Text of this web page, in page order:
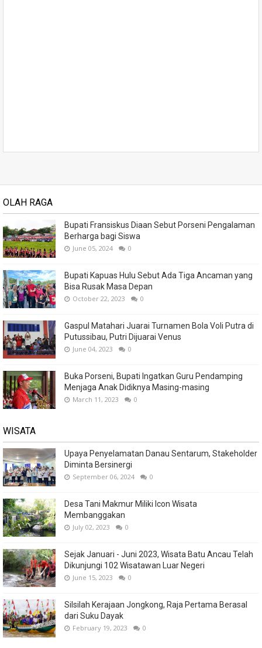
OLAH RAGA
Bupati Fransiskus Diaan Sebut Porseni Pengalaman
Berharga bagi Siswa
June 05, 2024 0
Bupati Kapuas Hulu Sebut Ada Tiga Ancaman yang
Bisa Rusak Masa Depan
October 22, 2023 0
Gaspul Matahari Juarai Turnamen Bola Voli Putra di
Putussibau, Putri Dijuarai Venus
June 04, 2023 0
Buka Porseni, Bupati Ingatkan Guru Pendamping
Menjaga Anak Didiknya Masing-masing
March 11, 2023 0
WISATA
Upaya Penyelamatan Danau Sentarum, Stakeholder
Diminta Bersinergi
September 06, 2024 0
Desa Tani Makmur Miliki Icon Wisata
Membanggakan
July 02, 2023 0
Sejak Januari - Juni 2023, Wisata Batu Ancau Telah
Dikunjungi 102 Wisatawan Luar Negeri
June 15, 2023 0
Silsilah Kerajaan Jongkong, Raja Pertama Berasal
dari Suku Dayak
February 19, 2023 0